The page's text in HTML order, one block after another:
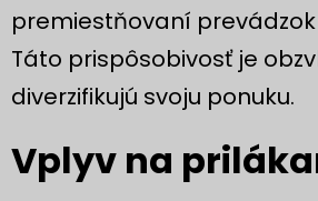
premiestňovaní
Táto prispôsobivosť je
diverzifikujú svoju ponuku.
Vplyv na